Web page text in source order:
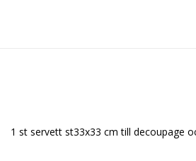
1 st servett st33x33 cm till decoupage